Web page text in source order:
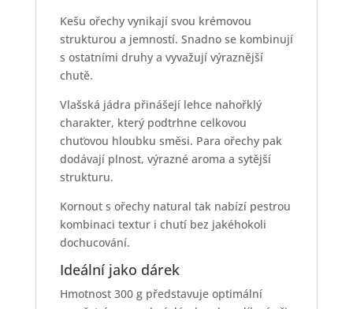
Kešu ořechy vynikají svou krémovou
strukturou a jemností. Snadno se kombinují
s ostatními druhy a vyvažují výraznější
chutě.
Vlašská jádra přinášejí lehce nahořklý
charakter, který podtrhne celkovou
chuťovou hloubku směsi. Para ořechy pak
dodávají plnost, výrazné aroma a sytější
strukturu.
Kornout s ořechy natural tak nabízí pestrou
kombinaci textur i chutí bez jakéhokoli
dochucování.
Ideální jako dárek
Hmotnost 300 g představuje optimální